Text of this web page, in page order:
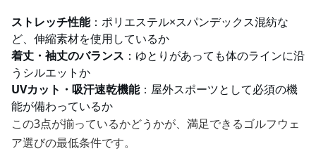
ストレッチ性能：ポリエステル×スパンデックス混紡な
ど、伸縮素材を使用しているか
着丈・袖丈のバランス ：ゆとりがあっても体のラインに沿
うシルエットか
UVカット・吸汗速乾機能：屋外スポーツとして必須の機
能が備わっているか
この3点が揃っているかどうかが、満足できるゴルフウェ
ア選びの最低条件です。